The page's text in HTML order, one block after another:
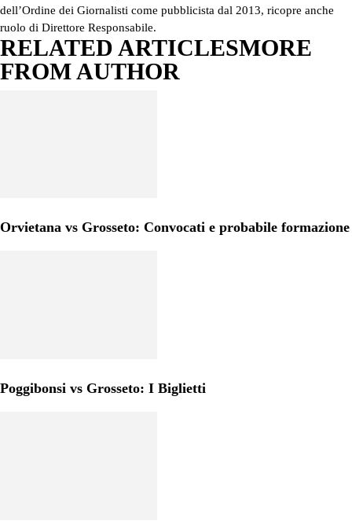
dell’Ordine dei Giornalisti come pubblicista dal 2013, ricopre anche
ruolo di Direttore Responsabile.
RELATED ARTICLESMORE
FROM AUTHOR
Orvietana vs Grosseto: Convocati e probabile formazione
Poggibonsi vs Grosseto: I Biglietti